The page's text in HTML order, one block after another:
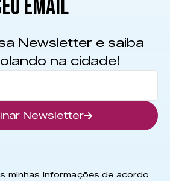
EMAIL
Newsletter e saiba
na cidade!
Newsletter
minhas informações de acordo